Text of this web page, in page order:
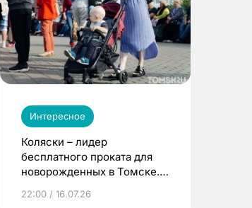
Интересное
Коляски – лидер
бесплатного проката для
новорожденных в Томске.
22:00 / 16.07.26